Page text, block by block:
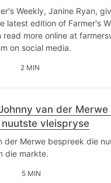
Weekly, Janine Ryan,
latest edition of Farmer's
read more online at
on social media.
2 MIN
van der
vleispryse
der Merwe bespreek die
die markte.
5 MIN